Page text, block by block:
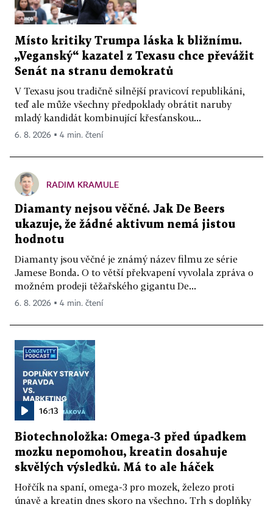
Místo kritiky Trumpa láska k bližnímu.
„Veganský“ kazatel z Texasu chce převážit
Senát na stranu demokratů
V Texasu jsou tradičně silnější pravicoví republikáni,
teď ale může všechny předpoklady obrátit naruby
mladý kandidát kombinující křesťanskou...
6. 8. 2026 ▪ 4 min. čtení
RADIM KRAMULE
Diamanty nejsou věčné. Jak De Beers
ukazuje, že žádné aktivum nemá jistou
hodnotu
Diamanty jsou věčné je známý název filmu ze série
Jamese Bonda. O to větší překvapení vyvolala zpráva o
možném prodeji těžařského gigantu De...
6. 8. 2026 ▪ 4 min. čtení
16:13
Biotechnoložka: Omega-3 před úpadkem
mozku nepomohou, kreatin dosahuje
skvělých výsledků. Má to ale háček
Hořčík na spaní, omega-3 pro mozek, železo proti
únavě a kreatin dnes skoro na všechno. Trh s doplňky